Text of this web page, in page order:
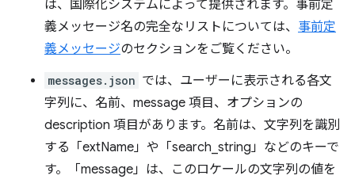
は、国際化システムによって提供されます。事前定
義メッセージ名の完全なリストについては、 事前定
義メッセージのセクションをご覧ください。
messages.json では、ユーザーに表示される各文
字列に、名前、message 項目、オプションの
description 項目があります。名前は、文字列を識別
する「extName」や「search_string」などのキーで
す。「message」は、このロケールの文字列の値を